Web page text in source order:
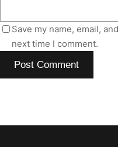
Save my name, email,
next time I comment.